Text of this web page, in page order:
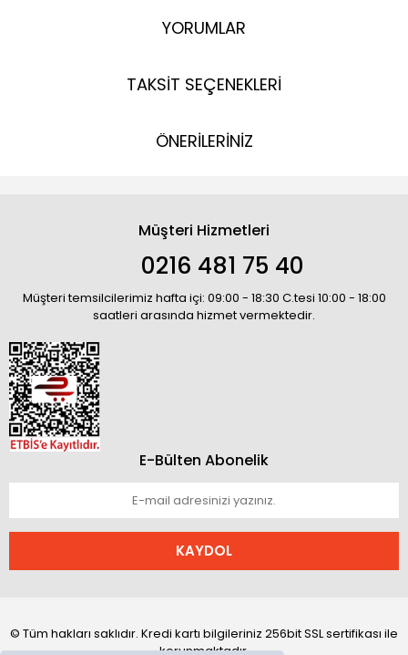
YORUMLAR
TAKSİT SEÇENEKLERİ
ÖNERİLERİNİZ
Müşteri Hizmetleri
0216 481 75 40
Müşteri temsilcilerimiz hafta içi: 09:00 - 18:30 C.tesi 10:00 - 18:00
saatleri arasında hizmet vermektedir.
E-Bülten Abonelik
KAYDOL
© Tüm hakları saklıdır. Kredi kartı bilgileriniz 256bit SSL sertifikası ile
korunmaktadır.